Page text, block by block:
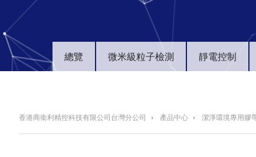
總覽 微米級粒子檢測 靜電控制
香港商衞利精控科技有限公司台灣分公司 › 產品中心 › 潔淨環境專用膠